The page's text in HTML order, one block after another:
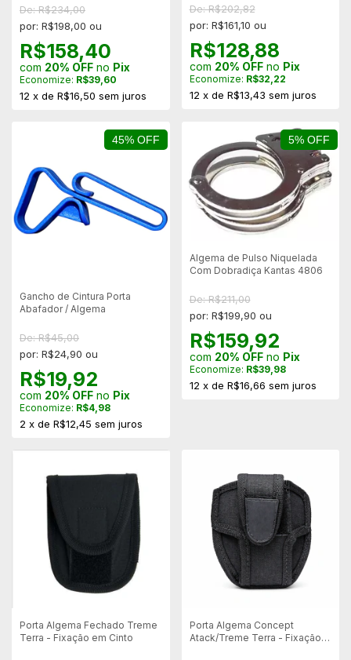
De: R$234,00
por: R$198,00 ou
R$158,40
com 20% OFF no Pix
Economize: R$39,60
12 x de R$16,50 sem juros
De: R$202,82
por: R$161,10 ou
R$128,88
com 20% OFFno Pix
Economize: R$32,22
12 x de R$13,43 sem juros
45% OFF
Gancho de Cintura Porta
Abafador / Algema
De: R$45,00
por: R$24,90 ou
R$19,92
com 20% OFF no Pix
Economize: R$4,98
2 x de R$12,45 sem juros
5% OFF
Algema de Pulso Niquelada
Com Dobradiça Kantas 4806
De: R$211,00
por: R$199,90 ou
R$159,92
com 20% OFFno Pix
Economize: R$39,98
12 x de R$16,66 sem juros
Porta Algema Fechado Treme
Terra - Fixação em Cinto
Porta Algema Concept
Atack/Treme Terra - Fixação